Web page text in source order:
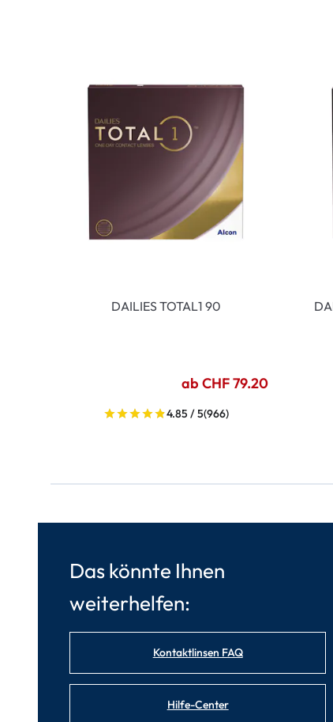
DAILIES TOTAL1 90
ab CHF 79.20
4.85 / 5(966)
Das könnte Ihnen
weiterhelfen:
Kontaktlinsen FAQ
Hilfe-Center